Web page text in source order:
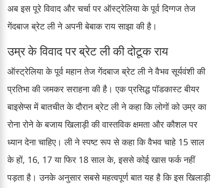
अब इस पूरे विवाद और चर्चा पर ऑस्ट्रेलिया के पूर्व दिग्गज तेज
गेंदबाज ब्रेट ली ने अपनी बेबाक राय साझा की है।
उम्र के विवाद पर ब्रेट ली की दोटूक राय
ऑस्ट्रेलिया के पूर्व महान तेज गेंदबाज ब्रेट ली ने वैभव सूर्यवंशी की
प्रतिभा की जमकर सराहना की है। एक प्रसिद्ध पॉडकास्ट बीयर
बाइसेप्स में बातचीत के दौरान ब्रेट ली ने कहा कि लोगों को उम्र का
रोना रोने के बजाय खिलाड़ी की वास्तविक क्षमता और कौशल पर
ध्यान देना चाहिए। ली ने स्पष्ट रूप से कहा कि वैभव चाहे 15 साल
के हों, 16, 17 या फिर 18 साल के, इससे कोई खास फर्क नहीं
पड़ता है। उनके अनुसार सबसे महत्वपूर्ण बात यह है कि इस खिलाड़ी